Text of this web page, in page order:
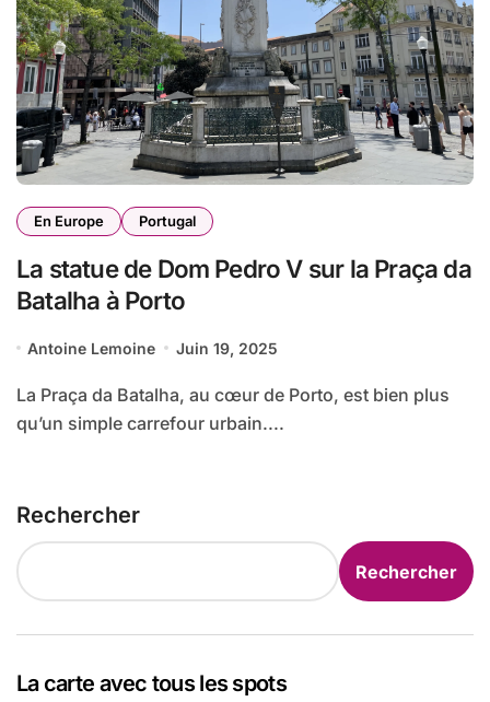
En Europe Portugal
La statue de Dom Pedro V sur la Praça da
Batalha à Porto
Antoine Lemoine Juin 19, 2025
La Praça da Batalha, au cœur de Porto, est bien plus
qu’un simple carrefour urbain....
Rechercher
Rechercher
La carte avec tous les spots